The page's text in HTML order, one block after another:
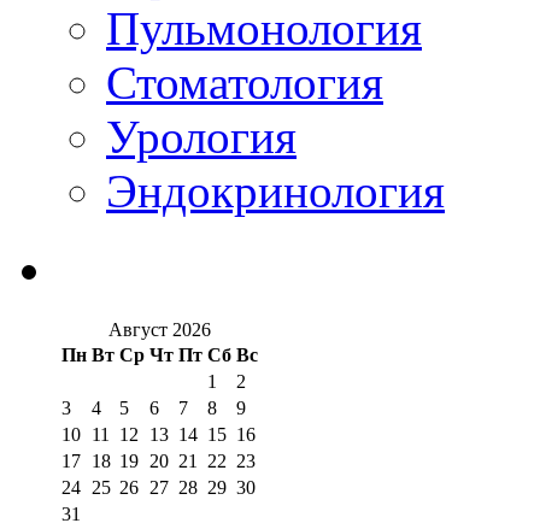
Пульмонология
Стоматология
Урология
Эндокринология
Август 2026
Пн Вт Ср Чт Пт Сб Вс
1
2
3
4 5 6 7 8
9
10 11 12 13 14 15 16
17 18 19 20 21 22 23
24 25 26 27 28 29 30
31